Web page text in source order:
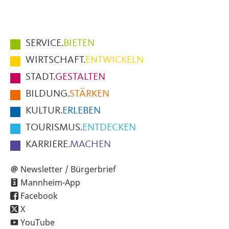
Hauptmenüpunkte
im
Fußbereich
der
Seite
SERVICE.BIETEN
WIRTSCHAFT.ENTWICKELN
STADT.GESTALTEN
BILDUNG.STÄRKEN
KULTUR.ERLEBEN
TOURISMUS.ENTDECKEN
KARRIERE.MACHEN
Newsletter / Bürgerbrief
Mannheim-App
Facebook
X
YouTube